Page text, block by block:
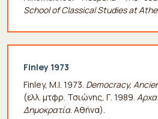
School of Classical Studies at
Finley 1973
Finley, M.I. 1973. Democracy,
(ελλ. μτφρ. Τσιώνης, Γ. 1989.
Δημοκρατία. Αθήνα).